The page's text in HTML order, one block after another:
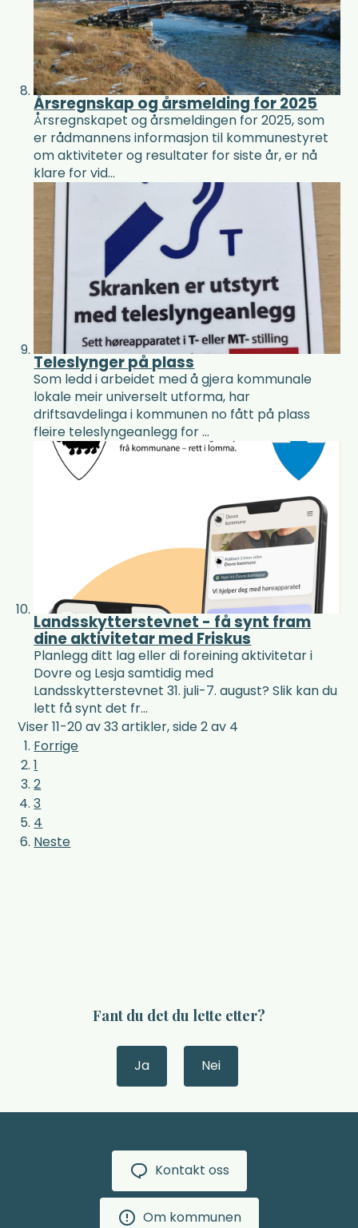
Årsregnskap og årsmelding for 2025
Årsregnskapet og årsmeldingen for 2025, som
er rådmannens informasjon til kommunestyret
om aktiviteter og resultater for siste år, er nå
klare for vid...
Teleslynger på plass
Som ledd i arbeidet med å gjera kommunale
lokale meir universelt utforma, har
driftsavdelinga i kommunen no fått på plass
fleire teleslyngeanlegg for ...
Landsskytterstevnet - få synt fram
dine aktivitetar med Friskus
Planlegg ditt lag eller di foreining aktivitetar i
Dovre og Lesja samtidig med
Landsskytterstevnet 31. juli-7. august? Slik kan du
lett få synt det fr...
Viser11-20av33artikler,side2av 4
Forrige
1
2
3
4
Neste
Fant du det du lette etter?
Ja Nei
Kontakt oss
Om kommunen